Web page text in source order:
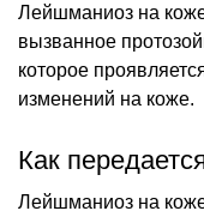
Лейшманиоз на
вызванное
которое
изменений на коже.
Как
Лейшманиоз на